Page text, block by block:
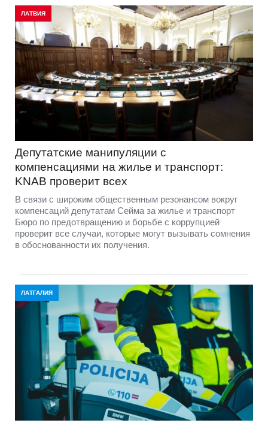
ЛАТВИЯ
Депутатские манипуляции с
компенсациями на жилье и транспорт:
KNAB проверит всех
В связи с широким общественным резонансом вокруг
компенсаций депутатам Сейма за жилье и транспорт
Бюро по предотвращению и борьбе с коррупцией
проверит все случаи, которые могут вызывать сомнения
в обоснованности их получения.
ЛАТГАЛИЯ